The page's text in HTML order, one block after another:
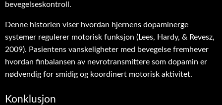
bevegelseskontroll.
Denne historien viser hvordan hjernens dopaminerge
systemer regulerer motorisk funksjon (Lees, Hardy, & Revesz,
2009). Pasientens vanskeligheter med bevegelse fremhever
hvordan finbalansen av nevrotransmittere som dopamin er
nødvendig for smidig og koordinert motorisk aktivitet.
Konklusjon